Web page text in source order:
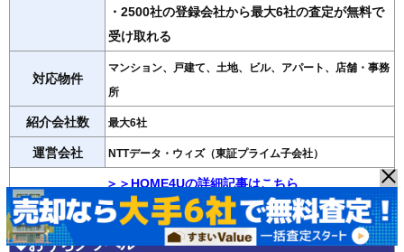
・2500社の登録会社から最大6社の査定が無料で
受け取れる
対応物件
マンション、戸建て、土地、ビル、アパート、店舗・事務
所
紹介会社数 最大6社
運営会社 NTTデータ・ウィズ（東証プライム子会社）
＞＞HOME4Uの詳細記事はこちら
◆おうちクラベル